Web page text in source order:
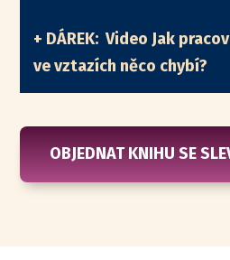
+ DÁREK: Video Jak
ve vztazích něco chybí?
OBJEDNAT KNIHU SE